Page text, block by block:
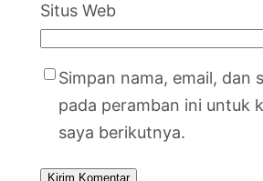
Situs Web
Simpan nama, email, dan
pada peramban ini untuk
saya berikutnya.